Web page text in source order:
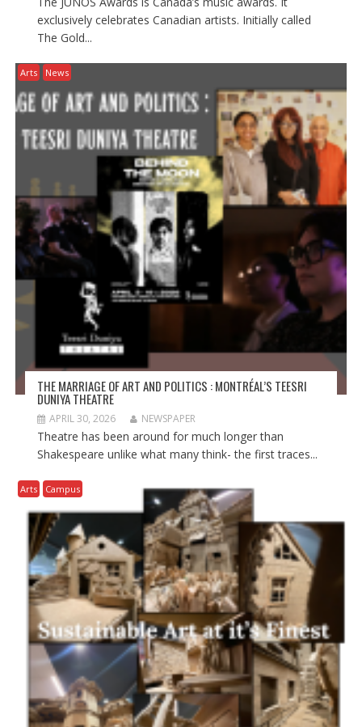
exclusively celebrates Canadian artists. Initially called
The Gold...
Arts News
THE MARRIAGE OF ART AND POLITICS : MONTRÉAL’S TEESRI
DUNIYA THEATRE
APRIL 30, 2026 NEWSPAPER
Theatre has been around for much longer than
Shakespeare unlike what many think- the first traces...
Arts Campus